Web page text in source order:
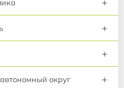
+
+
округ +